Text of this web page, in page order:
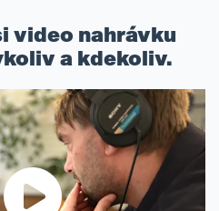
video nahrávku
a kdekoliv.